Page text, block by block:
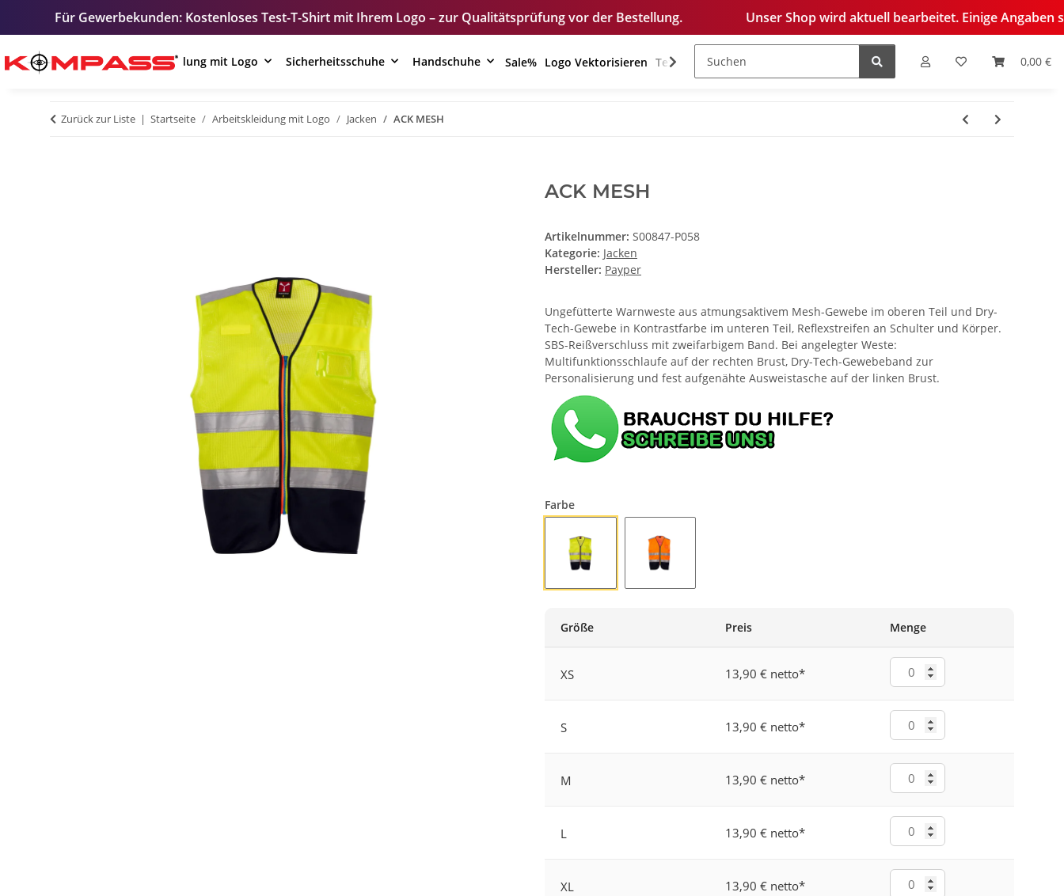
Kostenloses Test-T-Shirt mit Ihrem Logo – zur Qualitätsprüfung vor der Bestellung. Unser Shop wird aktuell bearbeitet. Einige Angaben sind derzeit
0,00 €
Arbeitskleidung mit Logo Sicherheitsschuhe Handschuhe Sale% Logo Vektorisieren Textilveredelung
Zurück zur Liste Startseite Arbeitskleidung mit Logo Jacken ACK MESH
ACK MESH
Artikelnummer: S00847-P058
Kategorie: Jacken
Hersteller: Payper
Ungefütterte Warnweste aus atmungsaktivem Mesh-Gewebe im oberen Teil und Dry-
Tech-Gewebe in Kontrastfarbe im unteren Teil, Reflexstreifen an Schulter und Körper.
SBS-Reißverschluss mit zweifarbigem Band. Bei angelegter Weste:
Multifunktionsschlaufe auf der rechten Brust, Dry-Tech-Gewebeband zur
Personalisierung und fest aufgenähte Ausweistasche auf der linken Brust.
Farbe
FLUOGELB/MARINEBLAU
Größe Preis Menge
XS 13,90 € netto*
S 13,90 € netto*
M 13,90 € netto*
L 13,90 € netto*
XL 13,90 € netto*